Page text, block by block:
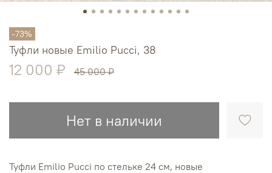
-73%
Туфли новые Emilio Pucci, 38
12 000 ₽ 45 000 ₽
Нет в наличии
Туфли Emilio Pucci по стельке 24 см, новые